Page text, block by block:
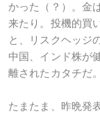
かった（？）。金
来たり。投機的買
と、リスクヘッジ
中国、インド株が
離されたカタチだ。
たまたま、昨晩発